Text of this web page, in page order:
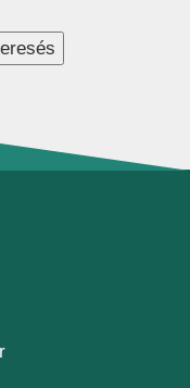
(új ablakban nyílik